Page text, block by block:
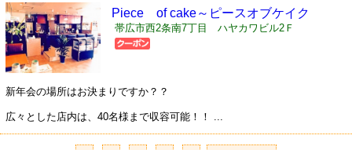
Piece of cake～ピースオブケイク
帯広市西2条南7丁目 ハヤカワビル2Ｆ
新年会の場所はお決まりですか？？
広々とした店内は、40名様まで収容可能！！ ...